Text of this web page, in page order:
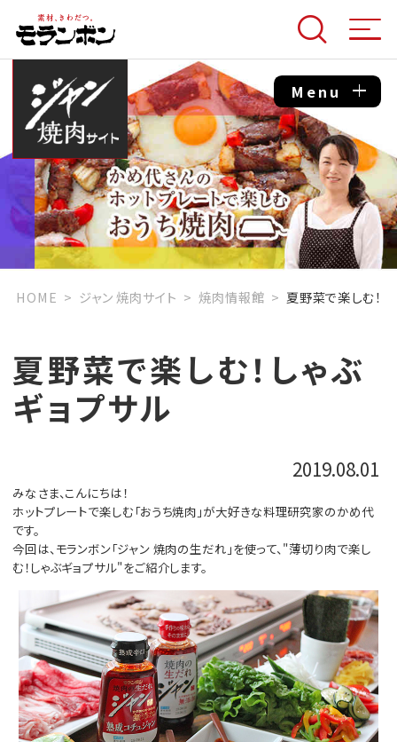
Menu
HOME ジャン 焼肉サイト 焼肉情報館 夏野菜で楽しむ！
夏野菜で楽しむ！しゃぶ
ギョプサル
2019.08.01
みなさま、こんにちは！
ホットプレートで楽しむ「おうち焼肉」が大好きな料理研究家のかめ代
です。
今回は、モランボン「ジャン 焼肉の生だれ」を使って、"薄切り肉で楽し
む！しゃぶギョプサル"をご紹介します。